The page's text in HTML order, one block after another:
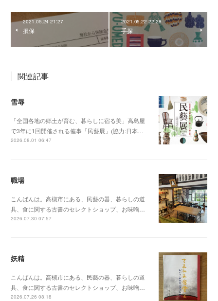
2021.05.24 21:27
損保
2021.05.22 22:28
手探
関連記事
雪辱
「全国各地の郷土が育む、暮らしに宿る美」高島屋
で3年に1回開催される催事「民藝展」(協力:日本…
2026.08.01 06:47
職場
こんばんは。高槻市にある、民藝の器、暮らしの道
具、食に関する古書のセレクトショップ、お味噌…
2026.07.30 07:57
妖精
こんばんは。高槻市にある、民藝の器、暮らしの道
具、食に関する古書のセレクトショップ、お味噌…
2026.07.26 08:18